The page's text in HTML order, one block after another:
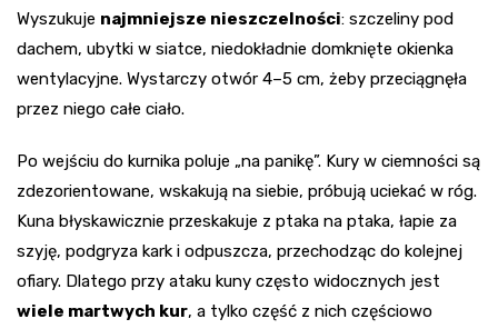
Wyszukuje najmniejsze nieszczelności: szczeliny pod
dachem, ubytki w siatce, niedokładnie domknięte okienka
wentylacyjne. Wystarczy otwór 4–5 cm, żeby przeciągnęła
przez niego całe ciało.
Po wejściu do kurnika poluje „na panikę”. Kury w ciemności są
zdezorientowane, wskakują na siebie, próbują uciekać w róg.
Kuna błyskawicznie przeskakuje z ptaka na ptaka, łapie za
szyję, podgryza kark i odpuszcza, przechodząc do kolejnej
ofiary. Dlatego przy ataku kuny często widocznych jest
wiele martwych kur, a tylko część z nich częściowo